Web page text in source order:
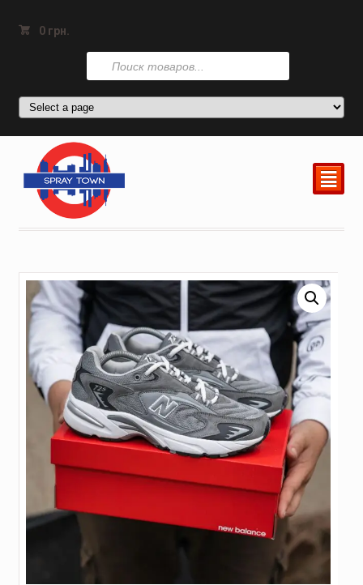
0 грн.
Поиск
товаров
²